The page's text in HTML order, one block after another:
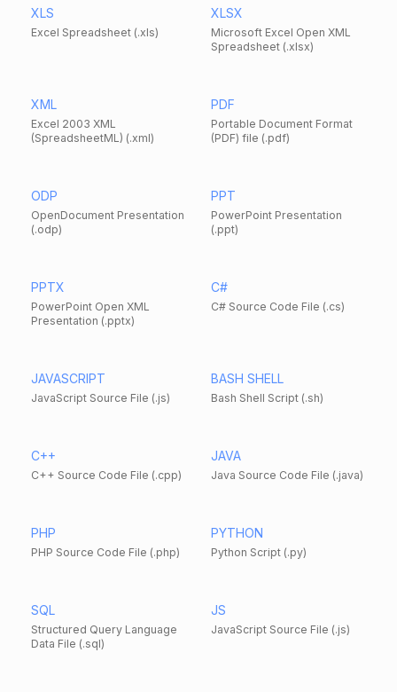
XLS
Excel Spreadsheet (.xls)
XLSX
Microsoft Excel Open XML
Spreadsheet (.xlsx)
XML
Excel 2003 XML
(SpreadsheetML) (.xml)
PDF
Portable Document Format
(PDF) file (.pdf)
ODP
OpenDocument Presentation
(.odp)
PPT
PowerPoint Presentation
(.ppt)
PPTX
PowerPoint Open XML
Presentation (.pptx)
C#
C# Source Code File (.cs)
JAVASCRIPT
JavaScript Source File (.js)
BASH SHELL
Bash Shell Script (.sh)
C++
C++ Source Code File (.cpp)
JAVA
Java Source Code File (.java)
PHP
PHP Source Code File (.php)
PYTHON
Python Script (.py)
SQL
Structured Query Language
Data File (.sql)
JS
JavaScript Source File (.js)